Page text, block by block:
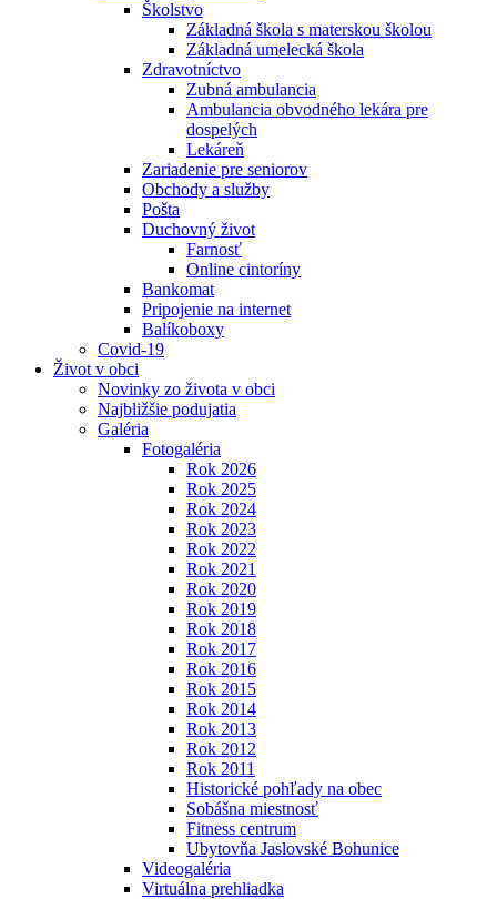
Školstvo
Základná škola s materskou školou
Základná umelecká škola
Zdravotníctvo
Zubná ambulancia
Ambulancia obvodného lekára pre
dospelých
Lekáreň
Zariadenie pre seniorov
Obchody a služby
Pošta
Duchovný život
Farnosť
Online cintoríny
Bankomat
Pripojenie na internet
Balíkoboxy
Covid-19
Život v obci
Novinky zo života v obci
Najbližšie podujatia
Galéria
Fotogaléria
Rok 2026
Rok 2025
Rok 2024
Rok 2023
Rok 2022
Rok 2021
Rok 2020
Rok 2019
Rok 2018
Rok 2017
Rok 2016
Rok 2015
Rok 2014
Rok 2013
Rok 2012
Rok 2011
Historické pohľady na obec
Sobášna miestnosť
Fitness centrum
Ubytovňa Jaslovské Bohunice
Videogaléria
Virtuálna prehliadka